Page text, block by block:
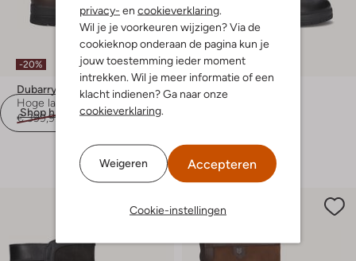
privacy- en cookieverklaring
Wil je je voorkeuren wijzigen? Via de
cookieknop onderaan de pagina kun je
jouw toestemming ieder moment
intrekken. Wil je meer informatie of een
klacht indienen? Ga naar onze
cookieverklaring
Weigeren Accepteren
Cookie-instellingen
Shop hier
-20%
Dubarry
Hoge laarzen
€ 399,99
€ 319,99
Dubarry
Snowboots
+ meer kleuren